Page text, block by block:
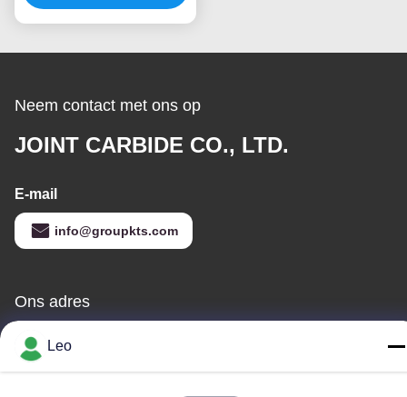
mm Schacht Dremel
Neem contact met ons op
JOINT CARBIDE CO., LTD.
E-mail
info@groupkts.com
Ons adres
Adres
Nr 1700, het Noordensectie van Tianfu-Weg, High-tech Streek,
Leo